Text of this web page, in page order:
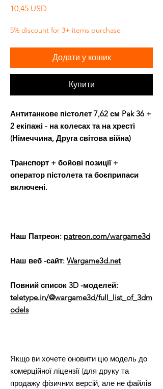
10,45 USD
5% discount for 3+ items purchase
Додати у кошик
Купити
Антитанкове пістолет 7,62 см Pak 36 +
2 екіпажі - на колесах та на хресті
(Німеччина, Друга світова війна)
Транспорт + бойові позиції +
оператор пістолета та боєприпаси
включені.
Наш Патреон: patreon.com/wargame3d
Наш веб -сайт: Wargame3d.net
Повний список 3D -моделей:
teletype.in/@wargame3d/full_list_of_3dm
odels
Якщо ви хочете оновити цю модель до
комерційної ліцензії (для друку та
продажу фізичних версій, але не файлів